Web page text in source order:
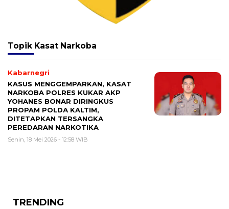
Topik Kasat Narkoba
Kabarnegri
KASUS MENGGEMPARKAN, KASAT
NARKOBA POLRES KUKAR AKP
YOHANES BONAR DIRINGKUS
PROPAM POLDА KALTIM,
DITETAPKAN TERSANGKA
PEREDARAN NARKOTIKA
Senin, 18 Mei 2026 - 12:58 WIB
TRENDING